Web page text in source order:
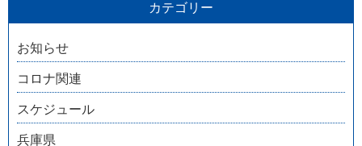
カテゴリー
お知らせ
コロナ関連
スケジュール
兵庫県